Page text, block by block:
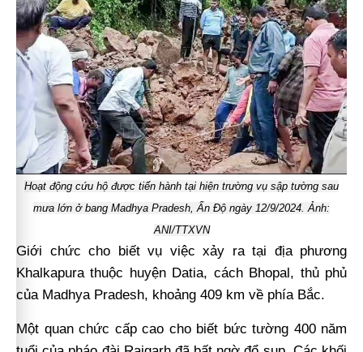
Hoạt động cứu hộ được tiến hành tại hiện trường vụ sập tường sau
mưa lớn ở bang Madhya Pradesh, Ấn Độ ngày 12/9/2024. Ảnh:
ANI/TTXVN
Giới chức cho biết vụ việc xảy ra tại địa phương
Khalkapura thuộc huyện Datia, cách Bhopal, thủ phủ
của Madhya Pradesh, khoảng 409 km về phía Bắc.
Một quan chức cấp cao cho biết bức tường 400 năm